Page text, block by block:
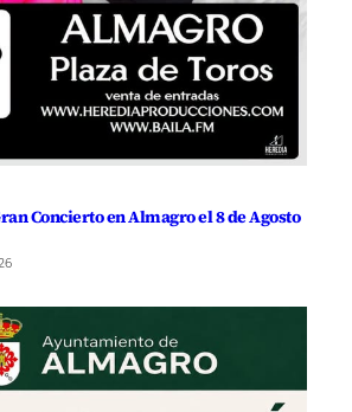
Concierto en Almagro el 8 de Agosto